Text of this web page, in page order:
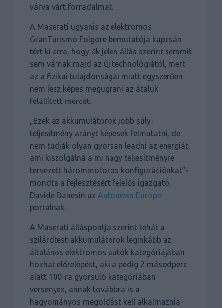
várva várt forradalmat.
A Maserati ugyanis az elektromos
GranTurismo Folgore bemutatója kapcsán
tért ki arra, hogy ők jelen állás szerint semmit
sem várnak majd az új technológiától, mert
az a fizikai tulajdonságai miatt egyszerűen
nem lesz képes megugrani az átaluk
felállított mércét.
„Ezek az akkumulátorok jobb súly-
teljesítmény arányt képesek felmutatni, de
nem tudják olyan gyorsan leadni az energiát,
ami kiszolgálná a mi nagy teljesítményre
tervezett hárommotoros konfigurációnkat”-
mondta a fejlesztésért felelős igazgató,
Davide Danesin az Autonews Europe
portálnak.
A Maserati álláspontja szerint tehát a
szilárdtest-akkumulátorok leginkább az
általános elektromos autók kategóriájában
hozhat előrelépést, aki a pedig 2 másodperc
alatt 100-ra gyorsuló kategóriában
versenyez, annak továbbra is a
hagyományos megoldást kell alkalmaznia